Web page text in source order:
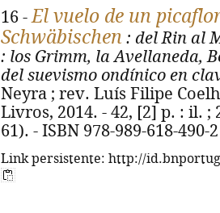
16 -El vuelo de un
Schwäbischen : del Rin al
: los Grimm, la Avellaneda,
del suevismo ondínico en
Neyra ; rev. Luís Filipe
Livros, 2014. - 42, [2] p. : il. ;
61). - ISBN 978-989-618-490-2
Link persistente: http://